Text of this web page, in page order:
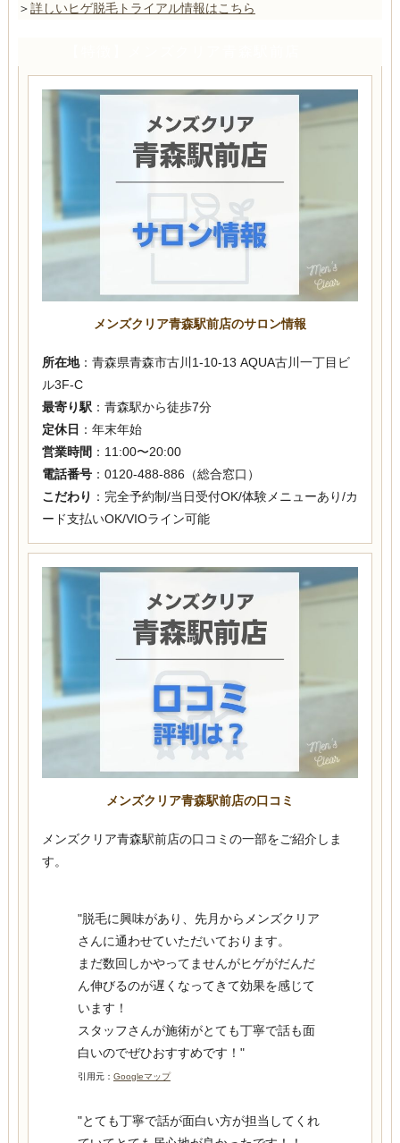
＞詳しいヒゲ脱毛トライアル情報はこちら
メンズクリア青森駅前店のサロン情報
所在地：青森県青森市古川1-10-13 AQUA古川一丁目ビ
ル3F-C
最寄り駅 ：青森駅から徒歩7分
定休日 ：年末年始
営業時間：11:00〜20:00
電話番号：0120-488-886（総合窓口）
こだわり ：完全予約制/当日受付OK/体験メニューあり/カ
ード支払いOK/VIOライン可能
メンズクリア青森駅前店の口コミ
メンズクリア青森駅前店の口コミの一部をご紹介しま
す。
"脱毛に興味があり、先月からメンズクリア
さんに通わせていただいております。
まだ数回しかやってませんがヒゲがだんだ
ん伸びるのが遅くなってきて効果を感じて
います！
スタッフさんが施術がとても丁寧で話も面
白いのでぜひおすすめです！"
引用元： Googleマップ
"とても丁寧で話が面白い方が担当してくれ